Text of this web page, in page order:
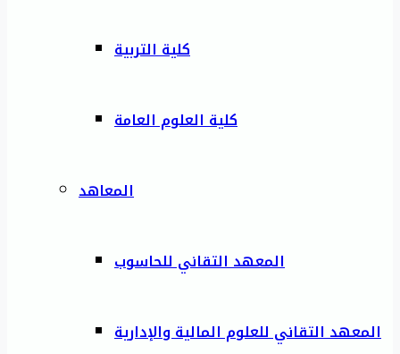
كلية التربية
كلية العلوم العامة
المعاهد
المعهد التقاني للحاسوب
المعهد التقاني للعلوم المالية والإدارية